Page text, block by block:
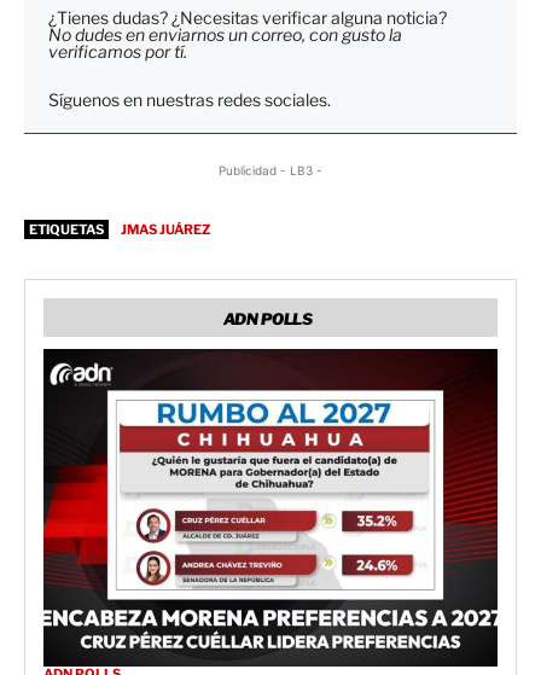
¿Tienes dudas? ¿Necesitas verificar alguna noticia?
No dudes en enviarnos un correo, con gusto la
verificamos por tí.
Síguenos en nuestras redes sociales.
Publicidad - LB3 -
ETIQUETAS JMAS JUÁREZ
ADN POLLS